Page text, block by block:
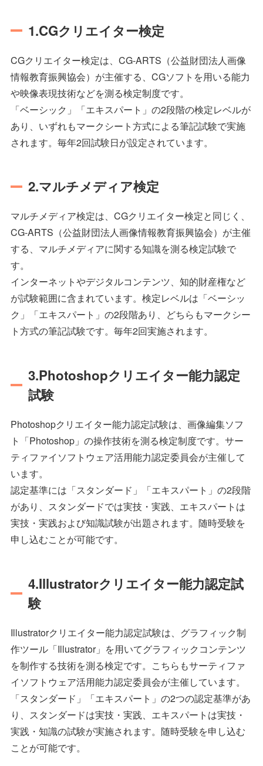
1.CGクリエイター検定
CGクリエイター検定は、CG-ARTS（公益財団法人画像
情報教育振興協会）が主催する、CGソフトを用いる能力
や映像表現技術などを測る検定制度です。
「ベーシック」「エキスパート」の2段階の検定レベルが
あり、いずれもマークシート方式による筆記試験で実施
されます。毎年2回試験日が設定されています。
2.マルチメディア検定
マルチメディア検定は、CGクリエイター検定と同じく、
CG-ARTS（公益財団法人画像情報教育振興協会）が主催
する、マルチメディアに関する知識を測る検定試験で
す。
インターネットやデジタルコンテンツ、知的財産権など
が試験範囲に含まれています。検定レベルは「ベーシッ
ク」「エキスパート」の2段階あり、どちらもマークシー
ト方式の筆記試験です。毎年2回実施されます。
3.Photoshopクリエイター能力認定
試験
Photoshopクリエイター能力認定試験は、画像編集ソフ
ト「Photoshop」の操作技術を測る検定制度です。サー
ティファイソフトウェア活用能力認定委員会が主催して
います。
認定基準には「スタンダード」「エキスパート」の2段階
があり、スタンダードでは実技・実践、エキスパートは
実技・実践および知識試験が出題されます。随時受験を
申し込むことが可能です。
4.Illustratorクリエイター能力認定試
験
Illustratorクリエイター能力認定試験は、グラフィック制
作ツール「Illustrator」を用いてグラフィックコンテンツ
を制作する技術を測る検定です。こちらもサーティファ
イソフトウェア活用能力認定委員会が主催しています。
「スタンダード」「エキスパート」の2つの認定基準があ
り、スタンダードは実技・実践、エキスパートは実技・
実践・知識の試験が実施されます。随時受験を申し込む
ことが可能です。